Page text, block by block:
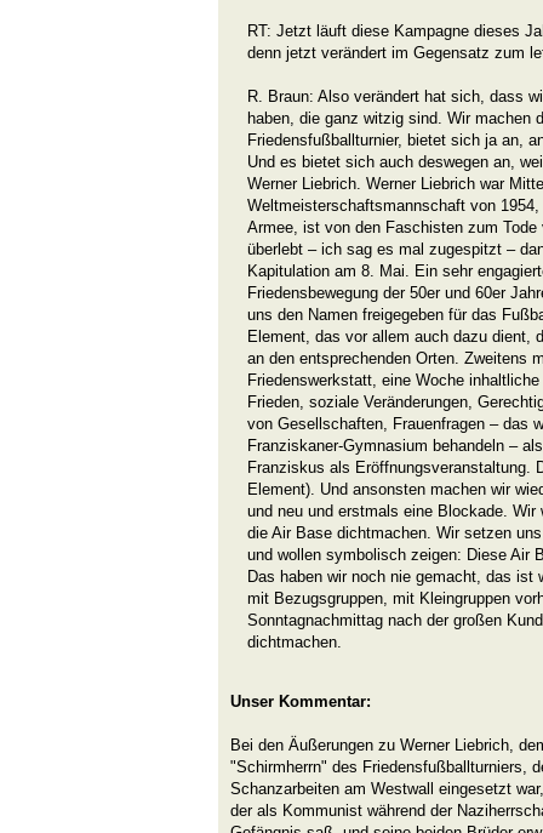
RT: Jetzt läuft diese Kampagne dieses
denn jetzt verändert im Gegensatz zum
R. Braun: Also verändert hat sich, dass
haben, die ganz witzig sind. Wir machen
Friedensfußballturnier, bietet sich ja an,
Und es bietet sich auch deswegen an,
Werner Liebrich. Werner Liebrich war
Weltmeisterschaftsmannschaft von
Armee, ist von den Faschisten zum Tode
überlebt – ich sag es mal zugespitzt –
Kapitulation am 8. Mai. Ein sehr
Friedensbewegung der 50er und 60er
uns den Namen freigegeben für das
Element, das vor allem auch dazu dient,
an den entsprechenden Orten. Zweitens
Friedenswerkstatt, eine Woche
Frieden, soziale Veränderungen,
von Gesellschaften, Frauenfragen – das
Franziskaner-Gymnasium behandeln –
Franziskus als Eröffnungsveranstaltung.
Element). Und ansonsten machen wir
und neu und erstmals eine Blockade.
die Air Base dichtmachen. Wir setzen
und wollen symbolisch zeigen: Diese Air
Das haben wir noch nie gemacht, das ist
mit Bezugsgruppen, mit Kleingruppen
Sonntagnachmittag nach der großen
dichtmachen.
Unser Kommentar:
Bei den Äußerungen zu Werner Liebrich,
"Schirmherrn" des Friedensfußballturniers,
Schanzarbeiten am Westwall eingesetzt
der als Kommunist während der